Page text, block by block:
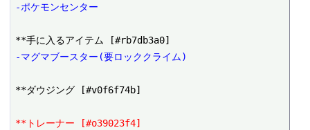
-ポケモンセンター
-マグマブースター(要ロッククライム)
**ダウジング [#v0f6f74b]
**トレーナー [#o39023f4]